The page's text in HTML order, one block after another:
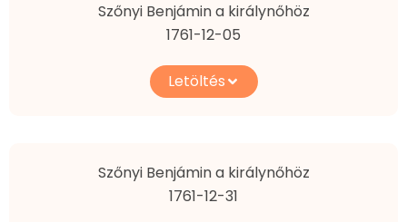
Szőnyi Benjámin a királynőhöz
1761-12-05
Letöltés
Szőnyi Benjámin a királynőhöz
1761-12-31